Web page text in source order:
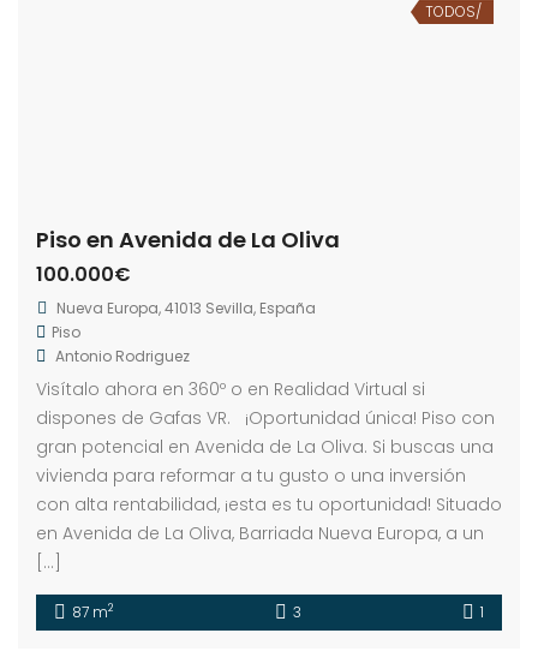
TODOS/
Piso en Avenida de La Oliva
100.000€
Nueva Europa, 41013 Sevilla, España
Piso
Antonio Rodriguez
Visítalo ahora en 360º o en Realidad Virtual si
dispones de Gafas VR. ¡Oportunidad única! Piso con
gran potencial en Avenida de La Oliva. Si buscas una
vivienda para reformar a tu gusto o una inversión
con alta rentabilidad, ¡esta es tu oportunidad! Situado
en Avenida de La Oliva, Barriada Nueva Europa, a un
[…]
87 m2 3 1